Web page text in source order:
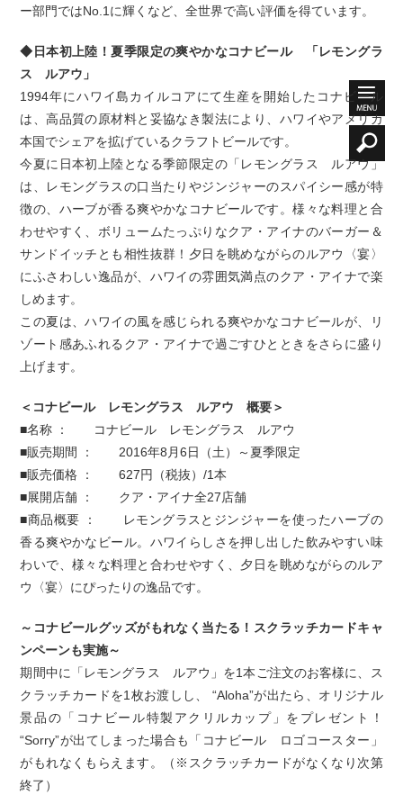
ー部門ではNo.1に輝くなど、全世界で高い評価を得ています。
◆日本初上陸！夏季限定の爽やかなコナビール 「レモングラ
ス ルアウ」
1994年にハワイ島カイルコアにて生産を開始したコナビール
は、高品質の原材料と妥協なき製法により、ハワイやアメリカ
本国でシェアを拡げているクラフトビールです。
今夏に日本初上陸となる季節限定の「レモングラス ルアウ」
は、レモングラスの口当たりやジンジャーのスパイシー感が特
徴の、ハーブが香る爽やかなコナビールです。様々な料理と合
わせやすく、ボリュームたっぷりなクア・アイナのバーガー＆
サンドイッチとも相性抜群！夕日を眺めながらのルアウ〈宴〉
にふさわしい逸品が、ハワイの雰囲気満点のクア・アイナで楽
しめます。
この夏は、ハワイの風を感じられる爽やかなコナビールが、リ
ゾート感あふれるクア・アイナで過ごすひとときをさらに盛り
上げます。
＜コナビール レモングラス ルアウ 概要＞
■名称 ： コナビール レモングラス ルアウ
■販売期間 ： 2016年8月6日（土）～夏季限定
■販売価格 ： 627円（税抜）/1本
■展開店舗 ： クア・アイナ全27店舗
■商品概要 ： レモングラスとジンジャーを使ったハーブの
香る爽やかなビール。ハワイらしさを押し出した飲みやすい味
わいで、様々な料理と合わせやすく、夕日を眺めながらのルア
ウ〈宴〉にぴったりの逸品です。
～コナビールグッズがもれなく当たる！スクラッチカードキャ
ンペーンも実施～
期間中に「レモングラス ルアウ」を1本ご注文のお客様に、ス
クラッチカードを1枚お渡しし、 “Aloha”が出たら、オリジナル
景品の「コナビール特製アクリルカップ」をプレゼント！
“Sorry”が出てしまった場合も「コナビール ロゴコースター」
がもれなくもらえます。（※スクラッチカードがなくなり次第
終了）